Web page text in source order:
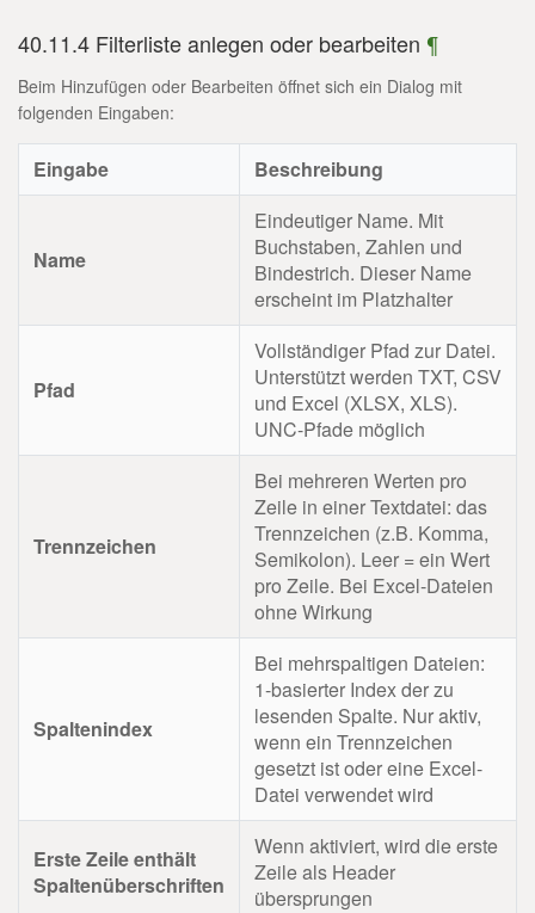
40.11.4 Filterliste anlegen oder bearbeiten ¶
Beim Hinzufügen oder Bearbeiten öffnet sich ein Dialog mit
folgenden Eingaben:
Eingabe Beschreibung
Name
Eindeutiger Name. Mit
Buchstaben, Zahlen und
Bindestrich. Dieser Name
erscheint im Platzhalter
Pfad
Vollständiger Pfad zur Datei.
Unterstützt werden TXT, CSV
und Excel (XLSX, XLS).
UNC-Pfade möglich
Trennzeichen
Bei mehreren Werten pro
Zeile in einer Textdatei: das
Trennzeichen (z.B. Komma,
Semikolon). Leer = ein Wert
pro Zeile. Bei Excel-Dateien
ohne Wirkung
Spaltenindex
Bei mehrspaltigen Dateien:
1-basierter Index der zu
lesenden Spalte. Nur aktiv,
wenn ein Trennzeichen
gesetzt ist oder eine Excel-
Datei verwendet wird
Erste Zeile enthält
Spaltenüberschriften
Wenn aktiviert, wird die erste
Zeile als Header
übersprungen